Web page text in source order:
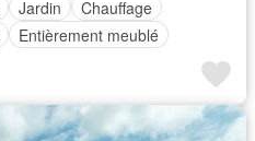
Jardin
Chauffage
Entièrement meublé